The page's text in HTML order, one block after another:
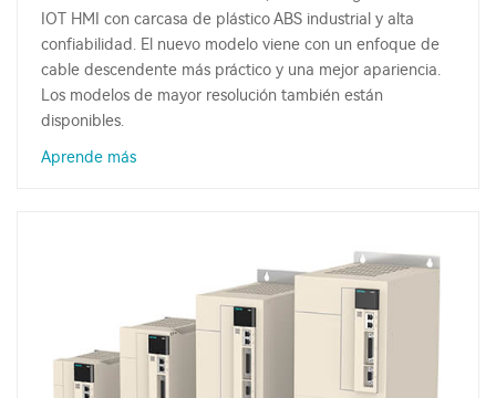
IOT HMI con carcasa de plástico ABS industrial y alta
confiabilidad. El nuevo modelo viene con un enfoque de
cable descendente más práctico y una mejor apariencia.
Los modelos de mayor resolución también están
disponibles.
Aprende más